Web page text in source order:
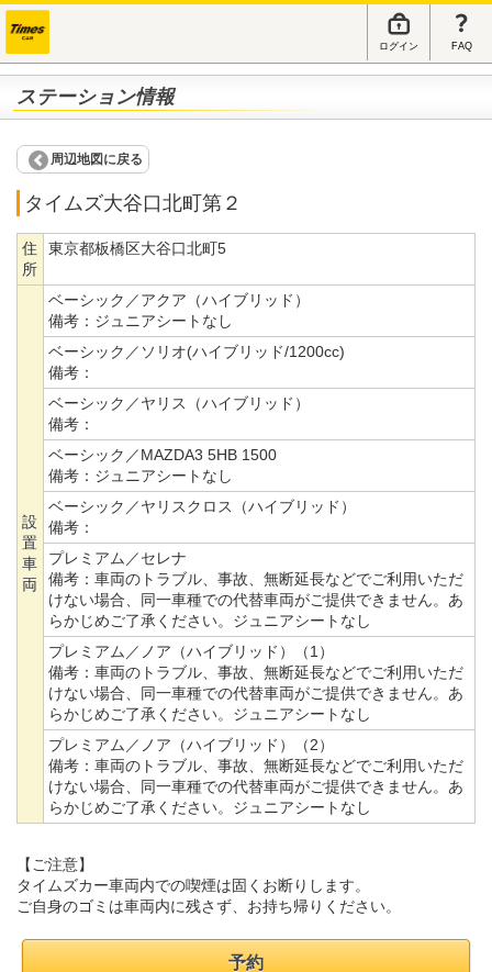
ログイン FAQ
ステーション情報
周辺地図に戻る
タイムズ大谷口北町第２
住
所
東京都板橋区大谷口北町5
設
置
車
両
ベーシック／アクア（ハイブリッド）
備考： ジュニアシートなし
ベーシック／ソリオ(ハイブリッド/1200cc)
備考：
ベーシック／ヤリス（ハイブリッド）
備考：
ベーシック／MAZDA3 5HB 1500
備考： ジュニアシートなし
ベーシック／ヤリスクロス（ハイブリッド）
備考：
プレミアム／セレナ
備考： 車両のトラブル、事故、無断延長などでご利用いただ
けない場合、同一車種での代替車両がご提供できません。あ
らかじめご了承ください。ジュニアシートなし
プレミアム／ノア（ハイブリッド）（1）
備考： 車両のトラブル、事故、無断延長などでご利用いただ
けない場合、同一車種での代替車両がご提供できません。あ
らかじめご了承ください。ジュニアシートなし
プレミアム／ノア（ハイブリッド）（2）
備考： 車両のトラブル、事故、無断延長などでご利用いただ
けない場合、同一車種での代替車両がご提供できません。あ
らかじめご了承ください。ジュニアシートなし
【ご注意】
タイムズカー車両内での喫煙は固くお断りします。
ご自身のゴミは車両内に残さず、お持ち帰りください。
予約